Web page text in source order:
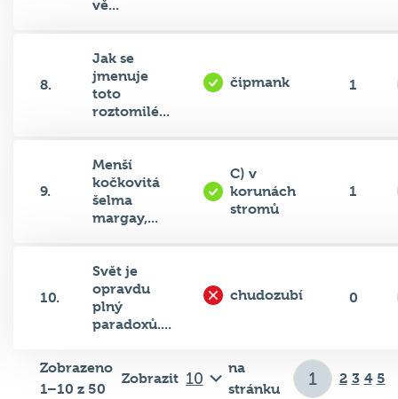
vě...
8.
Jak se
jmenuje
toto
roztomilé...
čipmank 1
9.
Menší
kočkovitá
šelma
margay,...
C) v
korunách
stromů
1
10.
Svět je
opravdu
plný
paradoxů....
chudozubí 0
Zobrazeno
1–10 z 50
Zobrazit
na
stránku
2 3 4 5